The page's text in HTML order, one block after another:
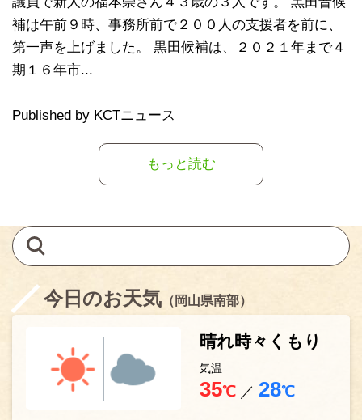
補は午前９時、事務所前で２００人の支援者を前に、
第一声を上げました。 黒田候補は、２０２１年まで４
期１６年市...
Published by KCTニュース
もっと読む
今日のお天気 （岡山県南部）
晴れ時々くもり
気温
35℃ ／ 28℃